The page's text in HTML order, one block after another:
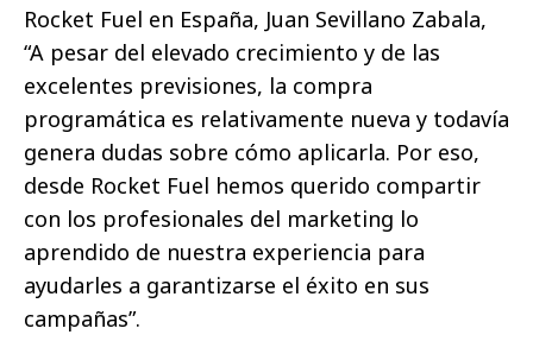
Rocket Fuel en España, Juan Sevillano Zabala,
“A pesar del elevado crecimiento y de las
excelentes previsiones, la compra
programática es relativamente nueva y todavía
genera dudas sobre cómo aplicarla. Por eso,
desde Rocket Fuel hemos querido compartir
con los profesionales del marketing lo
aprendido de nuestra experiencia para
ayudarles a garantizarse el éxito en sus
campañas”.